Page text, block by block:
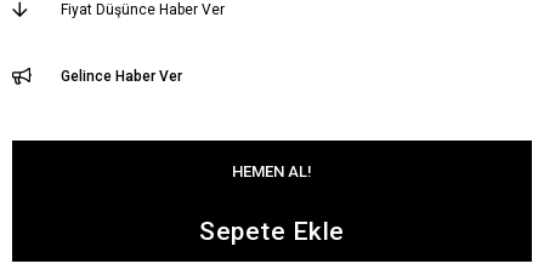
Fiyat Düşünce Haber Ver
Gelince Haber Ver